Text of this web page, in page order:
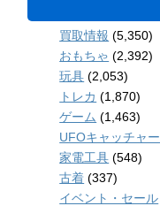
買取情報 (5,350)
おもちゃ (2,392)
玩具 (2,053)
トレカ (1,870)
ゲーム (1,463)
UFOキャッチャー
家電工具 (548)
古着 (337)
イベント・セール